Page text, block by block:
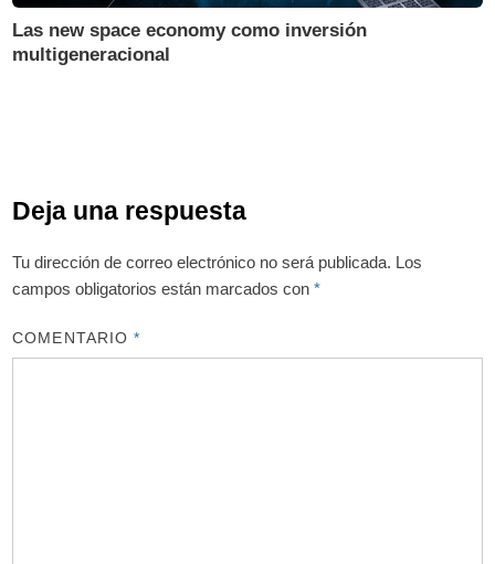
Las new space economy como inversión
multigeneracional
Deja una respuesta
Tu dirección de correo electrónico no será publicada. Los
campos obligatorios están marcados con*
COMENTARIO*